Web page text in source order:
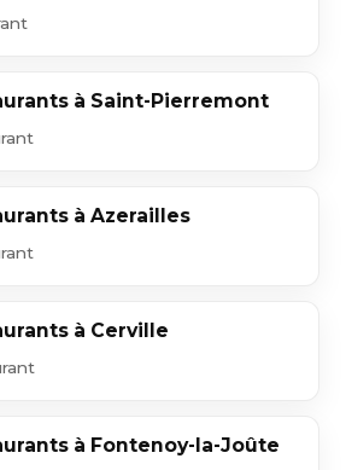
à Saint-Pierremont
à Azerailles
à Cerville
à Fontenoy-la-Joûte